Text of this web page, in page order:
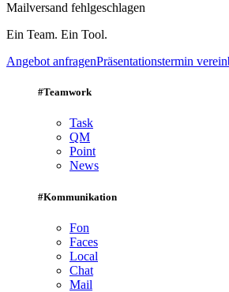
Mailversand fehlgeschlagen
Ein Team. Ein Tool.
Angebot anfragenPräsentationstermin
#Teamwork
Task
QM
Point
News
#Kommunikation
Fon
Faces
Local
Chat
Mail